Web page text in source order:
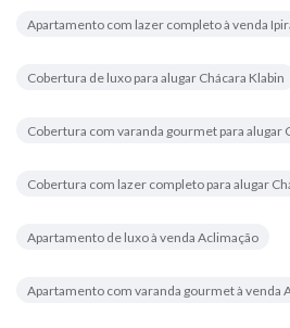
Apartamento com lazer completo à venda
Cobertura de luxo para alugar Chácara Klabin
Cobertura com varanda gourmet para alugar
Cobertura com lazer completo para alugar
Apartamento de luxo à venda Aclimação
Apartamento com varanda gourmet à venda